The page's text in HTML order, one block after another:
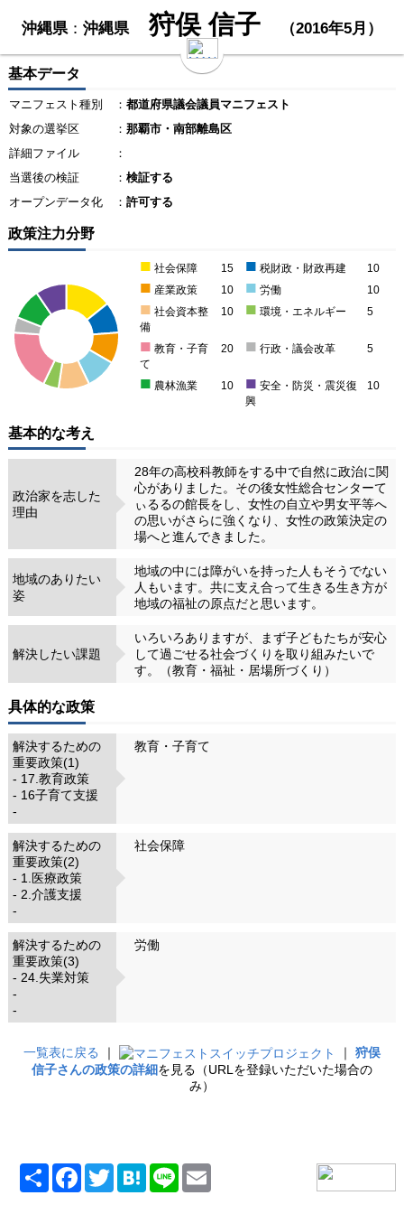
沖縄県：沖縄県 狩俣 信子 （2016年5月）
基本データ
マニフェスト種別 ： 都道府県議会議員マニフェスト
対象の選挙区
： 那覇市・南部離島区
詳細ファイル
：
当選後の検証
： 検証する
オープンデータ化
： 許可する
政策注力分野
■ 社会保障 15 ■ 税財政・財政再建 10
■ 産業政策 10 ■ 労働 10
■ 社会資本整
備
10 ■ 環境・エネルギー 5
■ 教育・子育
て
20 ■ 行政・議会改革 5
■ 農林漁業 10 ■ 安全・防災・震災復
興
10
基本的な考え
政治家を志した
理由
28年の高校科教師をする中で自然に政治に関
心がありました。その後女性総合センターて
ぃるるの館長をし、女性の自立や男女平等へ
の思いがさらに強くなり、女性の政策決定の
場へと進んできました。
地域のありたい
姿
地域の中には障がいを持った人もそうでない
人もいます。共に支え合って生きる生き方が
地域の福祉の原点だと思います。
解決したい課題
いろいろありますが、まず子どもたちが安心
して過ごせる社会づくりを取り組みたいで
す。（教育・福祉・居場所づくり）
具体的な政策
解決するための
重要政策(1)
- 17.教育政策
- 16子育て支援
-
教育・子育て
解決するための
重要政策(2)
- 1.医療政策
- 2.介護支援
-
社会保障
解決するための
重要政策(3)
- 24.失業対策
-
-
労働
一覧表に戻る ｜ ｜ 狩俣
信子さんの政策の詳細を見る（URLを登録いただいた場合の
み）
共
有
Facebook
TwitterHatenaLine